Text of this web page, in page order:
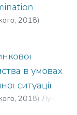
, 2018)
в умовах
ситуації
, 2018) Лукач,